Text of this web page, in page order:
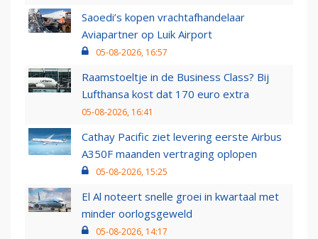
Saoedi’s kopen vrachtafhandelaar
Aviapartner op Luik Airport
05-08-2026, 16:57
Raamstoeltje in de Business Class? Bij
Lufthansa kost dat 170 euro extra
05-08-2026, 16:41
Cathay Pacific ziet levering eerste Airbus
A350F maanden vertraging oplopen
05-08-2026, 15:25
El Al noteert snelle groei in kwartaal met
minder oorlogsgeweld
05-08-2026, 14:17